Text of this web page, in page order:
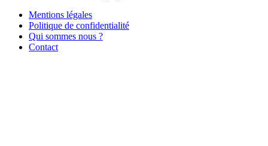
Mentions légales
Politique de confidentialité
Qui sommes nous ?
Contact